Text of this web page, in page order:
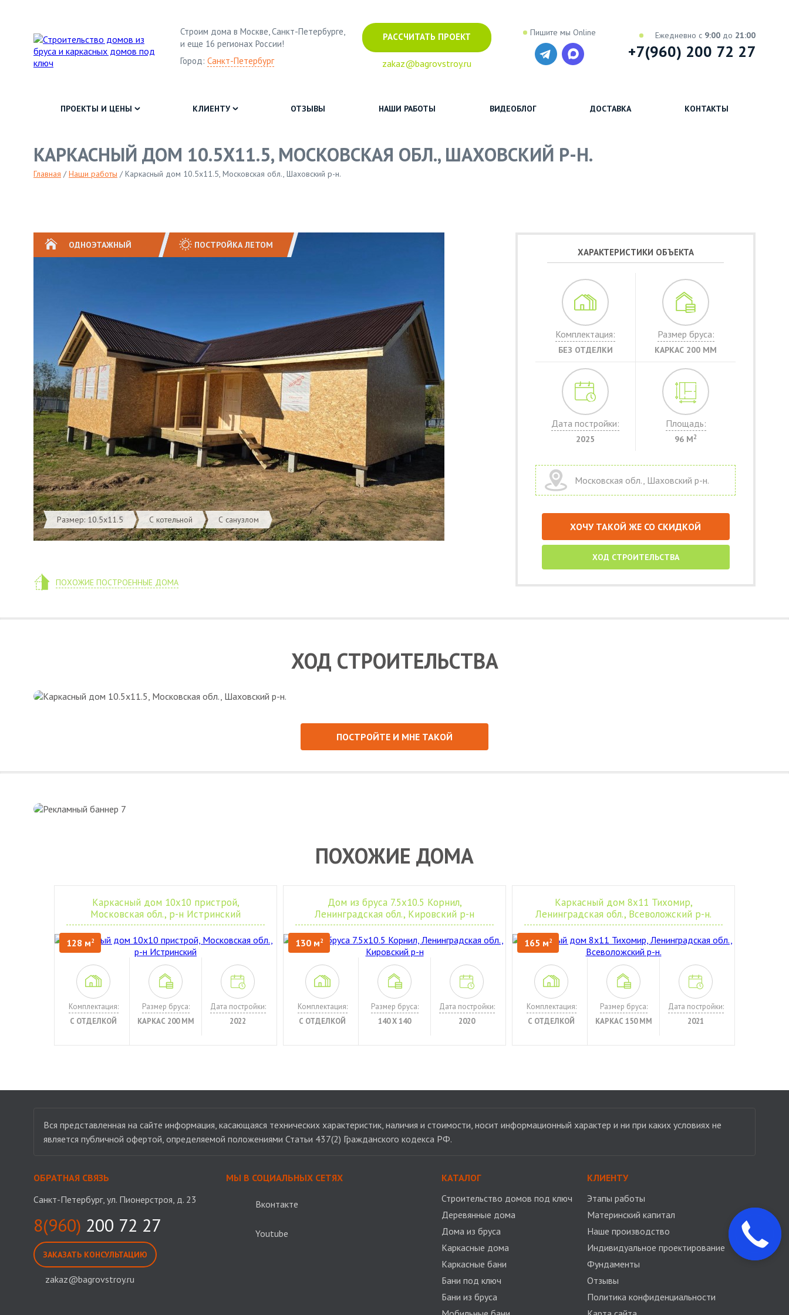
Строим дома в Москве, Санкт-Петербурге,
и еще 16 регионах России!
Город: Санкт-Петербург
РАССЧИТАТЬ ПРОЕКТ
zakaz@bagrovstroy.ru
Пишите мы Online Ежедневно с 9:00 до 21:00
+7(960) 200 72 27
ПРОЕКТЫ И ЦЕНЫ КЛИЕНТУ ОТЗЫВЫ НАШИ РАБОТЫ ВИДЕОБЛОГ ДОСТАВКА КОНТАКТЫ
КАРКАСНЫЙ ДОМ 10.5Х11.5, МОСКОВСКАЯ ОБЛ., ШАХОВСКИЙ Р-Н.
Главная /Наши работы /Каркасный дом 10.5х11.5, Московская обл., Шаховский р-н.
ОДНОЭТАЖНЫЙ ПОСТРОЙКА ЛЕТОМ
Размер: 10.5х11.5 С котельной С санузлом
ПОХОЖИЕ ПОСТРОЕННЫЕ ДОМА
ХАРАКТЕРИСТИКИ ОБЪЕКТА
Комплектация:
БЕЗ ОТДЕЛКИ
Размер бруса:
КАРКАС 200 ММ
Дата постройки:
2025
Площадь:
96 М2
Московская обл., Шаховский р-н.
ХОЧУ ТАКОЙ ЖЕ СО СКИДКОЙ
ХОД СТРОИТЕЛЬСТВА
ХОД СТРОИТЕЛЬСТВА
ПОСТРОЙТЕ И МНЕ ТАКОЙ
ПОХОЖИЕ ДОМА
Каркасный дом 10х10 пристрой,
Московская обл., р-н Истринский
128 м2
Комплектация:
С ОТДЕЛКОЙ
Размер бруса:
КАРКАС 200 ММ
Дата постройки:
2022
Дом из бруса 7.5х10.5 Корнил,
Ленинградская обл., Кировский р-н
130 м2
Комплектация:
С ОТДЕЛКОЙ
Размер бруса:
140 Х 140
Дата постройки:
2020
Каркасный дом 8х11 Тихомир,
Ленинградская обл., Всеволожский р-н.
165 м2
Комплектация:
С ОТДЕЛКОЙ
Размер бруса:
КАРКАС 150 ММ
Дата постройки:
2021
Вся представленная на сайте информация, касающаяся технических характеристик, наличия и стоимости, носит информационный характер и ни при каких условиях не
является публичной офертой, определяемой положениями Статьи 437(2) Гражданского кодекса РФ.
ОБРАТНАЯ СВЯЗЬ
Санкт-Петербург, ул. Пионерстроя, д. 23
8(960) 200 72 27
ЗАКАЗАТЬ КОНСУЛЬТАЦИЮ
zakaz@bagrovstroy.ru
МЫ В СОЦИАЛЬНЫХ СЕТЯХ
Вконтакте
Youtube
КАТАЛОГ
Строительство домов под ключ
Деревянные дома
Дома из бруса
Каркасные дома
Каркасные бани
Бани под ключ
Бани из бруса
КЛИЕНТУ
Этапы работы
Материнский капитал
Наше производство
Индивидуальное проектирование
Фундаменты
Отзывы
Политика конфиденциальности